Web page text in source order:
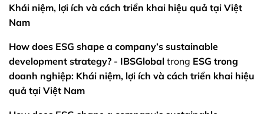
Khái niệm, lợi ích và cách triển khai hiệu quả tại Việt
Nam
How does ESG shape a company’s sustainable
development strategy? - IBSGlobal trong ESG trong
doanh nghiệp: Khái niệm, lợi ích và cách triển khai hiệu
quả tại Việt Nam